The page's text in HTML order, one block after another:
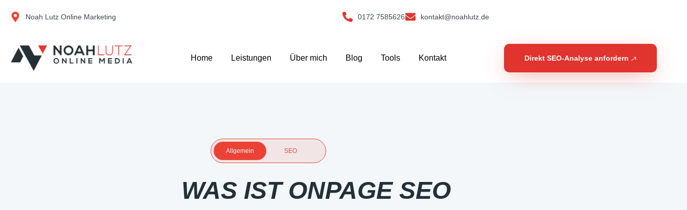
Inhalt
Noah Lutz Online Marketing 0172 7585626 kontakt@noahlutz.de
Home Leistungen Über mich Blog Tools Kontakt Direkt SEO-Analyse anfordern
Allgemein SEO
WAS IST ONPAGE SEO